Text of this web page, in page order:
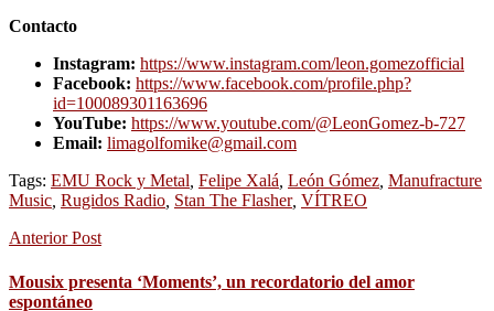
Contacto
Instagram: https://www.instagram.com/leon.gomezofficial
Facebook: https://www.facebook.com/profile.php?
id=100089301163696
YouTube: https://www.youtube.com/@LeonGomez-b-727
Email: limagolfomike@gmail.com
Tags: EMU Rock y Metal, Felipe Xalá, León Gómez, Manufracture
Music, Rugidos Radio, Stan The Flasher, VÍTREO
Anterior Post
Mousix presenta ‘Moments’, un recordatorio del amor
espontáneo